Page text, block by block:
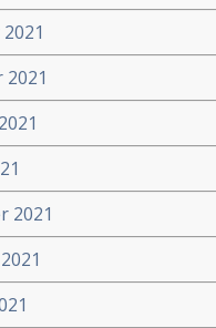
2021